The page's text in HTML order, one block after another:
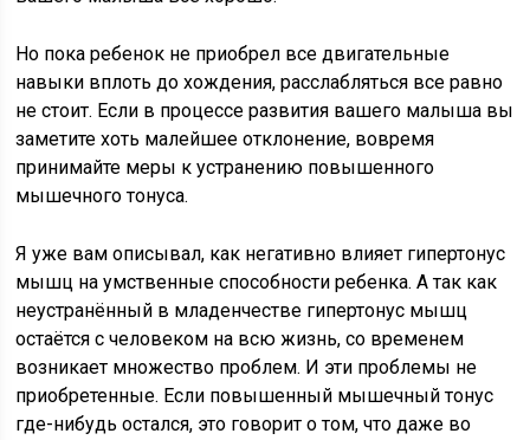
Но пока ребенок не приобрел все двигательные
навыки вплоть до хождения, расслабляться все равно
не стоит. Если в процессе развития вашего малыша вы
заметите хоть малейшее отклонение, вовремя
принимайте меры к устранению повышенного
мышечного тонуса.
Я уже вам описывал, как негативно влияет гипертонус
мышц на умственные способности ребенка. А так как
неустранённый в младенчестве гипертонус мышц
остаётся с человеком на всю жизнь, со временем
возникает множество проблем. И эти проблемы не
приобретенные. Если повышенный мышечный тонус
где-нибудь остался, это говорит о том, что даже во